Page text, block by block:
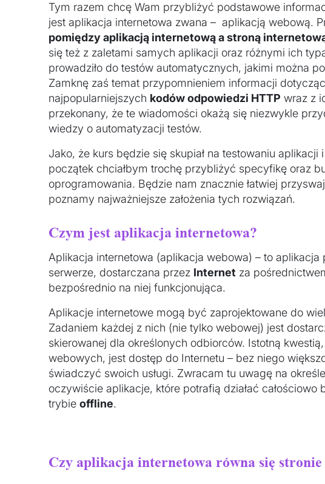
Tym razem chcę Wam przybliżyć podstawowe
jest aplikacja internetowa zwana – aplikacją webową.
pomiędzy aplikacją internetową a stroną
się też z zaletami samych aplikacji oraz różnymi ich
prowadziło do testów automatycznych, jakimi można
Zamknę zaś temat przypomnieniem informacji
najpopularniejszych kodów odpowiedzi HTTP wraz z
przekonany, że te wiadomości okażą się niezwykle
wiedzy o automatyzacji testów.
Jako, że kurs będzie się skupiał na testowaniu aplikacji
początek chciałbym trochę przybliżyć specyfikę oraz
oprogramowania. Będzie nam znacznie łatwiej
poznamy najważniejsze założenia tych rozwiązań.
Czym jest aplikacja internetowa?
Aplikacja internetowa (aplikacja webowa) – to
serwerze, dostarczana przez Internet za
bezpośrednio na niej funkcjonująca.
Aplikacje internetowe mogą być zaprojektowane do
Zadaniem każdej z nich (nie tylko webowej) jest
skierowanej dla określonych odbiorców. Istotną
webowych, jest dostęp do Internetu – bez niego
świadczyć swoich usługi. Zwracam tu uwagę na
oczywiście aplikacje, które potrafią działać całościowo
trybie offline.
Czy aplikacja internetowa równa się